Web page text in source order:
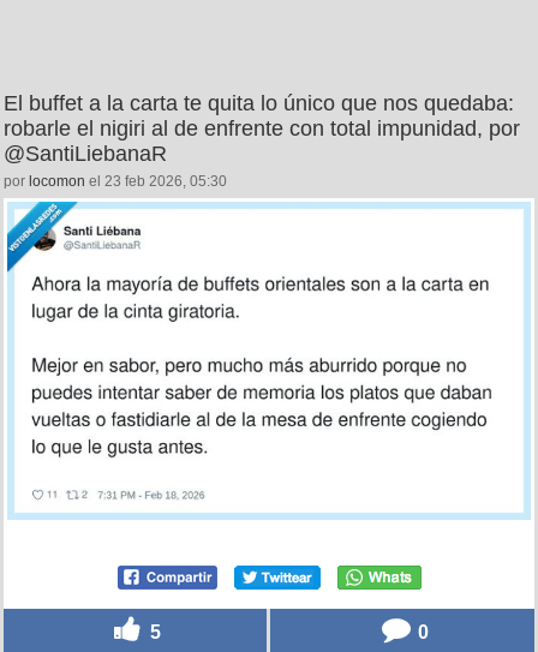
El buffet a la carta te quita lo único que nos quedaba:
robarle el nigiri al de enfrente con total impunidad, por
@SantiLiebanaR
por locomon el 23 feb 2026, 05:30
5 0